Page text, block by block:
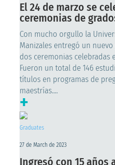
El 24 de marzo se
ceremonias de
Con mucho orgullo la
Manizales entregó un
dos ceremonias celebradas
Fueron un total de 146
títulos en programas de
maestrías....
+
Graduates
27 de March de 2023
Ingresó con 15 años